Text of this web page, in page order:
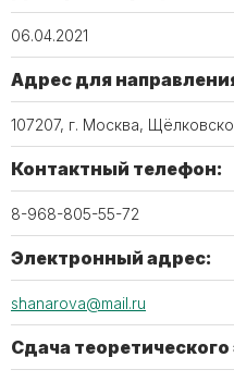
06.04.2021
Адрес для
107207, г. Москва,
Контактный телефон:
8-968-805-55-72
Электронный адрес:
shanarova@mail.ru
Сдача